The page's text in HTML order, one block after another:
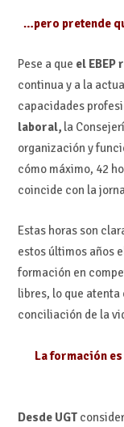
…pero pretende
Pese a que el
continua y a la
capacidades
laboral,la
organización y
cómo máximo, 42
coincide con la
Estas horas son
estos últimos años
formación en
libres, lo que
conciliación de la
La formación
Desde UGT